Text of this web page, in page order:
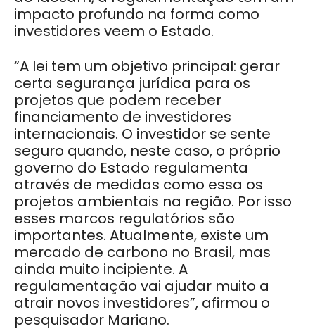
impacto profundo na forma como
investidores veem o Estado.
“A lei tem um objetivo principal: gerar
certa segurança jurídica para os
projetos que podem receber
financiamento de investidores
internacionais. O investidor se sente
seguro quando, neste caso, o próprio
governo do Estado regulamenta
através de medidas como essa os
projetos ambientais na região. Por isso
esses marcos regulatórios são
importantes. Atualmente, existe um
mercado de carbono no Brasil, mas
ainda muito incipiente. A
regulamentação vai ajudar muito a
atrair novos investidores”, afirmou o
pesquisador Mariano.